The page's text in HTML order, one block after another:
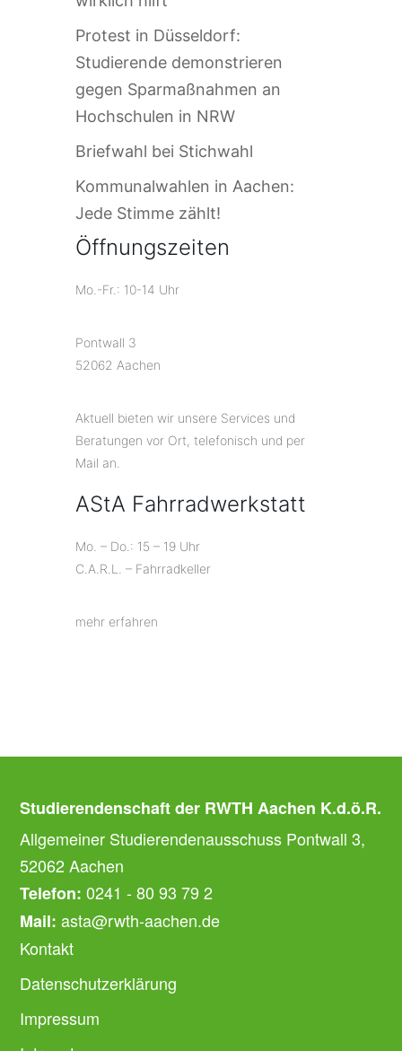
Protest in Düsseldorf:
Studierende demonstrieren
gegen Sparmaßnahmen an
Hochschulen in NRW
Briefwahl bei Stichwahl
Kommunalwahlen in Aachen:
Jede Stimme zählt!
Öffnungszeiten
Mo.-Fr.: 10-14 Uhr
Pontwall 3
52062 Aachen
Aktuell bieten wir unsere Services und
Beratungen vor Ort, telefonisch und per
Mail an.
AStA Fahrradwerkstatt
Mo. – Do.: 15 – 19 Uhr
C.A.R.L. – Fahrradkeller
mehr erfahren
Studierendenschaft der RWTH Aachen K.d.ö.R.
Allgemeiner Studierendenausschuss Pontwall 3,
52062 Aachen
Telefon: 0241 - 80 93 79 2
Mail: asta@rwth-aachen.de
Kontakt
Datenschutzerklärung
Impressum